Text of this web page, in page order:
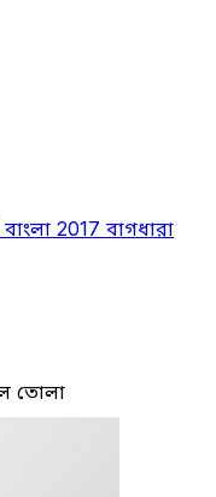
বাংলা 2017 বাগধারা
তোলা